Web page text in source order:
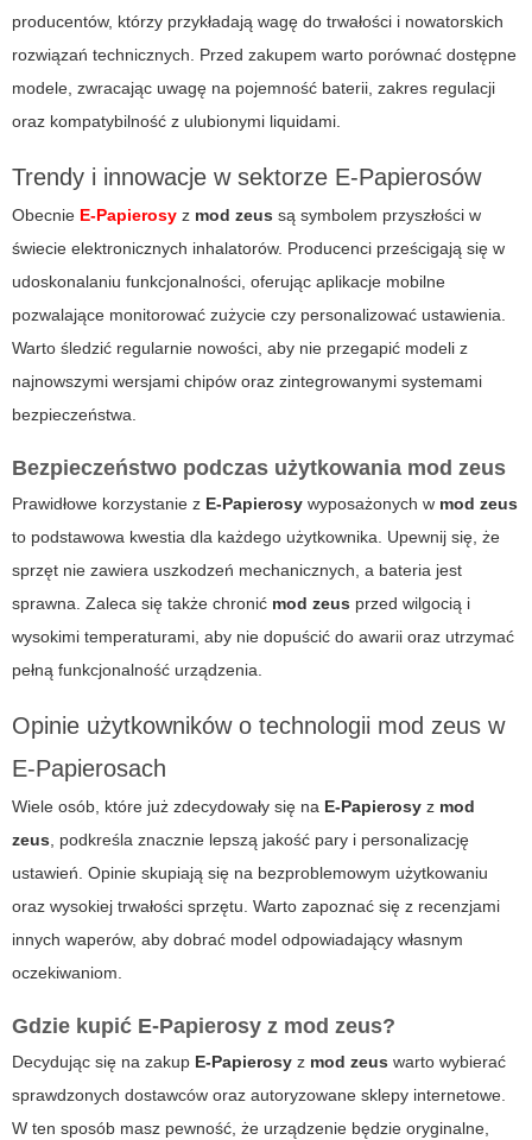
producentów, którzy przykładają wagę do trwałości i nowatorskich
rozwiązań technicznych. Przed zakupem warto porównać dostępne
modele, zwracając uwagę na pojemność baterii, zakres regulacji
oraz kompatybilność z ulubionymi liquidami.
Trendy i innowacje w sektorze E-Papierosów
Obecnie E-Papierosy z mod zeus są symbolem przyszłości w
świecie elektronicznych inhalatorów. Producenci prześcigają się w
udoskonalaniu funkcjonalności, oferując aplikacje mobilne
pozwalające monitorować zużycie czy personalizować ustawienia.
Warto śledzić regularnie nowości, aby nie przegapić modeli z
najnowszymi wersjami chipów oraz zintegrowanymi systemami
bezpieczeństwa.
Bezpieczeństwo podczas użytkowania mod zeus
Prawidłowe korzystanie z E-Papierosy wyposażonych w mod zeus
to podstawowa kwestia dla każdego użytkownika. Upewnij się, że
sprzęt nie zawiera uszkodzeń mechanicznych, a bateria jest
sprawna. Zaleca się także chronić mod zeus przed wilgocią i
wysokimi temperaturami, aby nie dopuścić do awarii oraz utrzymać
pełną funkcjonalność urządzenia.
Opinie użytkowników o technologii mod zeus w
E-Papierosach
Wiele osób, które już zdecydowały się na E-Papierosy z mod
zeus, podkreśla znacznie lepszą jakość pary i personalizację
ustawień. Opinie skupiają się na bezproblemowym użytkowaniu
oraz wysokiej trwałości sprzętu. Warto zapoznać się z recenzjami
innych waperów, aby dobrać model odpowiadający własnym
oczekiwaniom.
Gdzie kupić E-Papierosy z mod zeus?
Decydując się na zakup E-Papierosy z mod zeus warto wybierać
sprawdzonych dostawców oraz autoryzowane sklepy internetowe.
W ten sposób masz pewność, że urządzenie będzie oryginalne,